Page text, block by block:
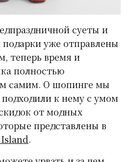
суеты и
уже отправлены
теперь время и
полностью
самим. О шопинге мы
к нему с умом
от модных
представлены в
.